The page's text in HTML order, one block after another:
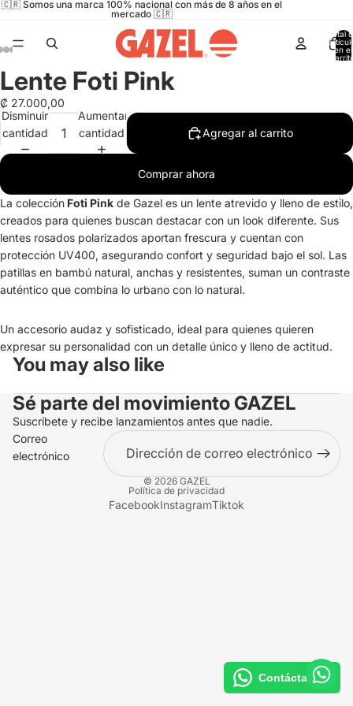
🇨🇷 Somos una marca 100% nacional con más de 8 años en el
mercado 🇨🇷
Total
en el
Abrir
imagen
a
pantalla
completa
Abrir
imagen
a
pantalla
completa
Abrir
imagen
a
pantalla
completa
Abrir
imagen
a
pantalla
completa
Abrir
imagen
a
pantalla
completa
Lente Foti Pink
₡ 27.000,00
Disminuir
cantidad
Aumentar
cantidad
Agregar al carrito
Comprar ahora
La colección Foti Pink de Gazel es un lente atrevido y lleno de estilo,
creados para quienes buscan destacar con un look diferente. Sus
lentes rosados polarizados aportan frescura y cuentan con
protección UV400, asegurando confort y seguridad bajo el sol. Las
patillas en bambú natural, anchas y resistentes, suman un contraste
auténtico que combina lo urbano con lo natural.
Un accesorio audaz y sofisticado, ideal para quienes quieren
expresar su personalidad con un detalle único y lleno de actitud.
You may also like
Sé parte del movimiento GAZEL
Suscríbete y recibe lanzamientos antes que nadie.
Correo
electrónico
© 2026 GAZEL
Política de privacidad
FacebookInstagramTiktok
Contáctanos